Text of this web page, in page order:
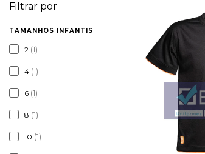
Filtrar por
TAMANHOS INFANTIS
2 (1)
4 (1)
6 (1)
8 (1)
10 (1)